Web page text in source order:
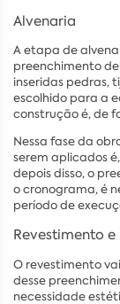
Alvenaria
A etapa de
preenchimento
inseridas pedras,
escolhido para a
construção é, de
Nessa fase da
serem aplicados
depois disso, o
o cronograma, é
período de
Revestimento
O revestimento
desse
necessidade